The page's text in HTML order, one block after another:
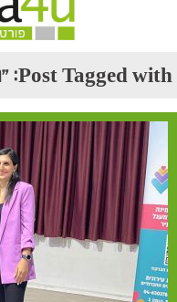
Post Tagged with: "פורטל המתנדבים"